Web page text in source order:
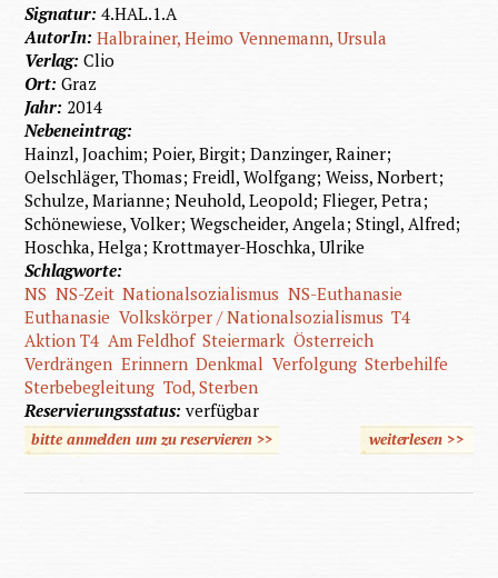
Signatur:4.HAL.1.A
AutorIn:Halbrainer, Heimo Vennemann, Ursula
Verlag:Clio
Ort:Graz
Jahr: 2014
Nebeneintrag:
Hainzl, Joachim; Poier, Birgit; Danzinger, Rainer;
Oelschläger, Thomas; Freidl, Wolfgang; Weiss, Norbert;
Schulze, Marianne; Neuhold, Leopold; Flieger, Petra;
Schönewiese, Volker; Wegscheider, Angela; Stingl, Alfred;
Hoschka, Helga; Krottmayer-Hoschka, Ulrike
Schlagworte:
NS NS-Zeit Nationalsozialismus NS-Euthanasie
Euthanasie Volkskörper / Nationalsozialismus T4
Aktion T4 Am Feldhof Steiermark Österreich
Verdrängen Erinnern Denkmal Verfolgung Sterbehilfe
Sterbebegleitung Tod, Sterben
Reservierungsstatus:verfügbar
bitte anmelden um zu reservieren >> weiterlesen über Es
>>